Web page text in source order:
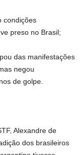
condições
preso no Brasil;
das manifestações
negou
de golpe.
Alexandre de
dos brasileiros